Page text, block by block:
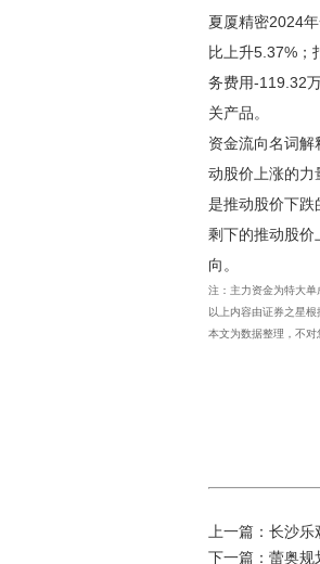
夏厦精密2024
比上升5.37%；
务费用-119.32
关产品。
资金流向名词
动股价上涨的力
是推动股价下跌
剩下的推动股价
向。
注：主力资金为特大
以上内容由证券之星
本文为数据整理，不对
上一篇： 长沙乐
下一篇： 蕾奥规